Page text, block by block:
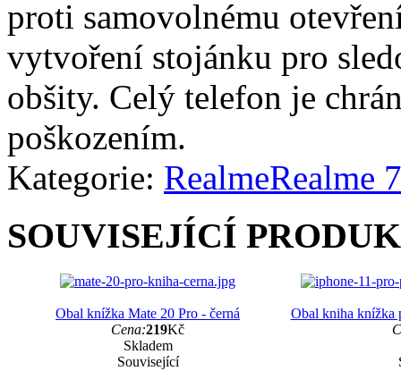
proti samovolnému
vytvoření stojánku pro
obšity. Celý telefon je
poškozením.
Kategorie: RealmeRealme
SOUVISEJÍCÍ
Obal knížka Mate 20 Pro - černá
Cena:219Kč
Skladem
Související
Obal kniha knížka